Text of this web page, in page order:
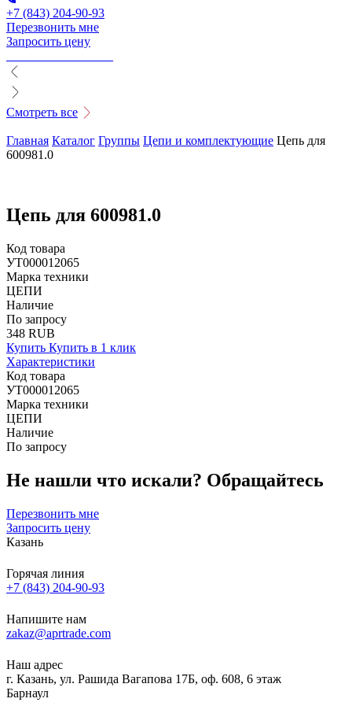
+7 (843) 204-90-93
Перезвонить мне
Запросить цену
Смотреть все
Главная Каталог Группы Цепи и комплектующие Цепь для
600981.0
Цепь для 600981.0
Код товара
УТ000012065
Марка техники
ЦЕПИ
Наличие
По запросу
348 RUB
Купить Купить в 1 клик
Характеристики
Код товара
УТ000012065
Марка техники
ЦЕПИ
Наличие
По запросу
Не нашли что искали? Обращайтесь
Перезвонить мне
Запросить цену
Казань
Горячая линия
+7 (843) 204-90-93
Напишите нам
zakaz@aprtrade.com
Наш адрес
г. Казань, ул. Рашида Вагапова 17Б, оф. 608, 6 этаж
Барнаул